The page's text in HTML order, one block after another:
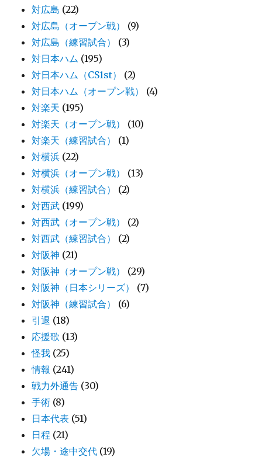
対広島 (22)
対広島（オープン戦）
(9)
対広島（練習試合）
(3)
対日本ハム (195)
対日本ハム（CS1st）
(2)
対日本ハム（オープン戦）
(4)
対楽天 (195)
対楽天（オープン戦）
(10)
対楽天（練習試合）
(1)
対横浜 (22)
対横浜（オープン戦）
(13)
対横浜（練習試合）
(2)
対西武 (199)
対西武（オープン戦）
(2)
対西武（練習試合）
(2)
対阪神 (21)
対阪神（オープン戦）
(29)
対阪神（日本シリーズ）
(7)
対阪神（練習試合）
(6)
引退 (18)
応援歌 (13)
怪我 (25)
情報 (241)
戦力外通告 (30)
手術 (8)
日本代表 (51)
日程 (21)
欠場・途中交代 (19)